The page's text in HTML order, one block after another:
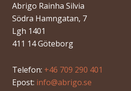
Abrigo Rainha Silvia
Södra Hamngatan, 7
Lgh 1401
411 14 Göteborg
Telefon: +46 709 290 401
Epost: info@abrigo.se